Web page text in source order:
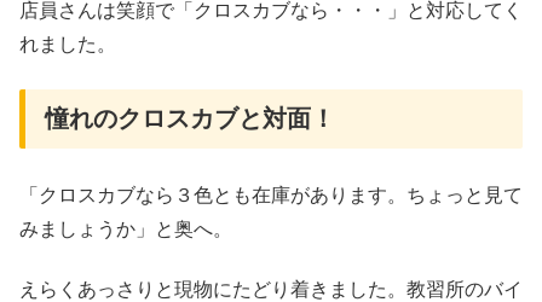
店員さんは笑顔で「クロスカブなら・・・」と対応してく
れました。
憧れのクロスカブと対面！
「クロスカブなら３色とも在庫があります。ちょっと見て
みましょうか」と奥へ。
えらくあっさりと現物にたどり着きました。教習所のバイ